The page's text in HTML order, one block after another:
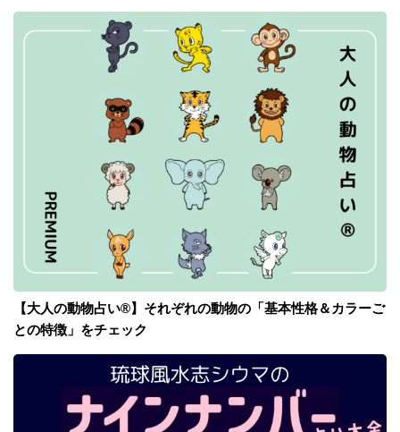
【大人の動物占い®】それぞれの動物の「基本性格＆カラーご
との特徴」をチェック